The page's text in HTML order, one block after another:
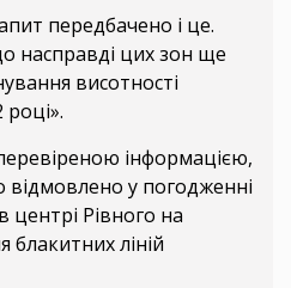
передбачено і це.
насправді цих зон ще
висотності
інформацією,
у погодженні
центрі Рівного на
блакитних ліній